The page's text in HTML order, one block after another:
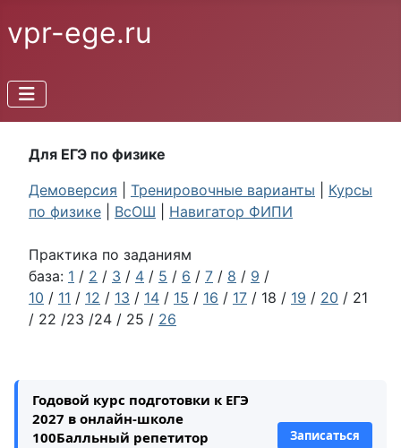
vpr-ege.ru
Для ЕГЭ по физике
Демоверсия
Тренировочные варианты
Курсы
по физике
ВсОШ Навигатор ФИПИ
Практика по заданиям
база: 1 / 2 / 3 / 4 / 5 / 6 / 7 / 8 / 9 /
10 / 11 / 12 / 13 / 14 / 15 / 16 / 17 / 18 / 19 / 20 / 21
/ 22 /23 /24 / 25 / 26
Годовой курс подготовки к ЕГЭ
2027 в онлайн-школе
100Балльный репетитор
Записаться